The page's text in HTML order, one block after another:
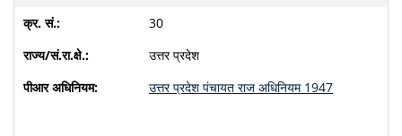
30
उत्तर प्रदेश
उत्तर प्रदेश पंचायत राज अधिनियम 1947